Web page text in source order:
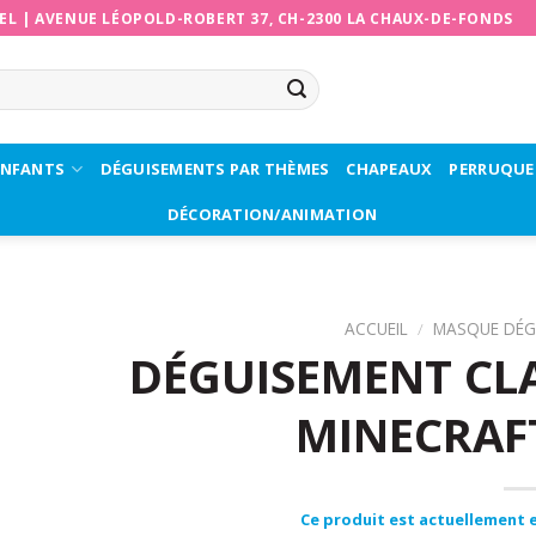
|AVENUE LÉOPOLD-ROBERT 37, CH-2300 LA CHAUX-DE-FONDS
DÉGUISEMENTS PAR THÈMES CHAPEAUX
DÉCORATION/ANIMATION
ACCUEIL / MASQUE
DÉGUISEMENT
Ce produit est actuellement